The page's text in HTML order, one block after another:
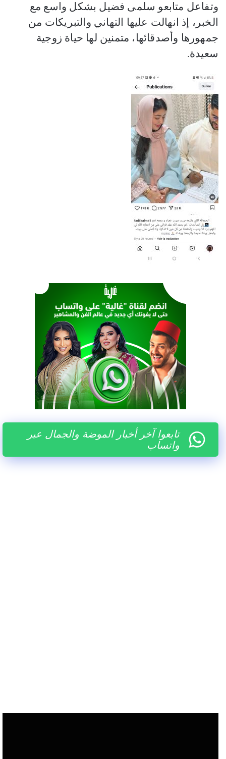
وتفاعل متابعو سلمى فضيل بشكل واسع مع
الخبر، إذ انهالت عليها التهاني والتبريكات من
جمهورها وأصدقائها، متمنين لها حياة زوجية
سعيدة.
تابعوا آخر أخبار الموضة والجمال عبر
واتساب